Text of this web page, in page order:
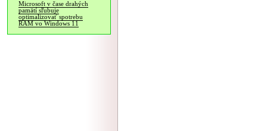
Microsoft v čase drahých
pamätí sľubuje
optimalizovať spotrebu
RAM vo Windows 11